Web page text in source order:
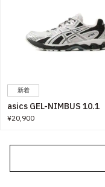
新着
asics GEL-NIMBUS 10.1
¥20,900